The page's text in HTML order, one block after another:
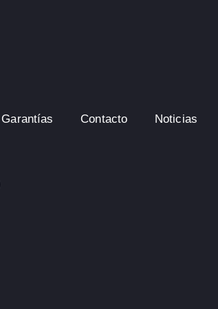
Garantías Contacto Noticias